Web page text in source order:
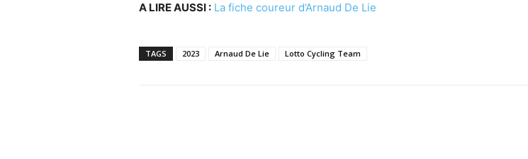
A LIRE AUSSI : La fiche coureur d’Arnaud De Lie
TAGS 2023 Arnaud De Lie Lotto Cycling Team